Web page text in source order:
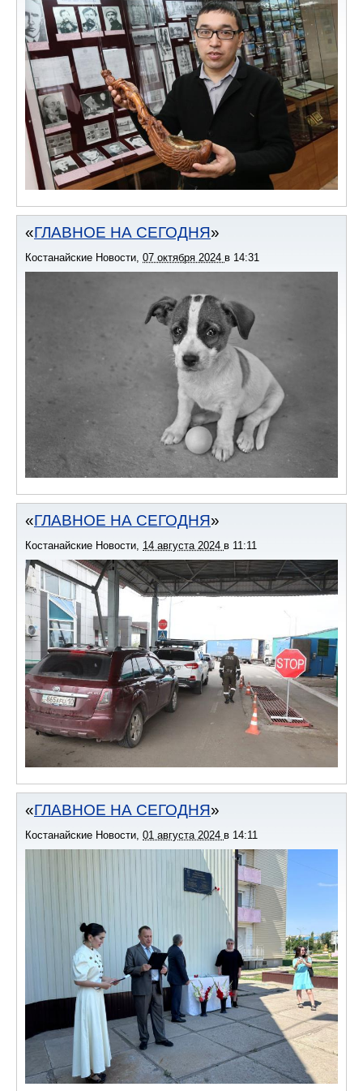
ГЛАВНОЕ НА СЕГОДНЯ
Костанайские Новости, 07 октября 2024 в 14:31
ГЛАВНОЕ НА СЕГОДНЯ
Костанайские Новости 14 августа 2024 в 11:11
ГЛАВНОЕ НА СЕГОДНЯ
Костанайские Новости, 01 августа 2024 в 14:11